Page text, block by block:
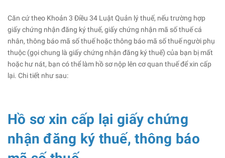
Căn cứ theo Khoản 3 Điều 34 Luật Quản lý thuế, nếu trường hợp
giấy chứng nhận đăng ký thuế, giấy chứng nhận mã số thuế cá
nhân, thông báo mã số thuế hoặc thông báo mã số thuế người phụ
thuộc (gọi chung là giấy chứng nhận đăng ký thuế) của bạn bị mất
hoặc hư nát, bạn có thể làm hồ sơ nộp lên cơ quan thuế để xin cấp
lại. Chi tiết như sau:
Hồ sơ xin cấp lại giấy chứng
nhận đăng ký thuế, thông báo